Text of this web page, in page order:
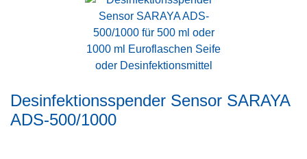
Desinfektionsspender Sensor SARAYA
ADS-500/1000